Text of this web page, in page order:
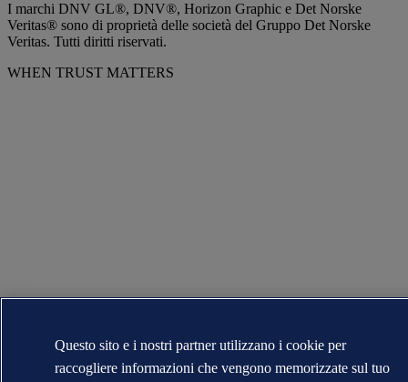
I marchi DNV GL®, DNV®, Horizon Graphic e Det Norske
Veritas® sono di proprietà delle società del Gruppo Det Norske
Veritas. Tutti diritti riservati.
WHEN TRUST MATTERS
Questo sito e i nostri partner utilizzano i cookie per
raccogliere informazioni che vengono memorizzate sul tuo